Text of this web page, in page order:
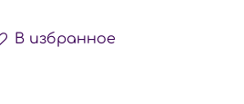
В избранное